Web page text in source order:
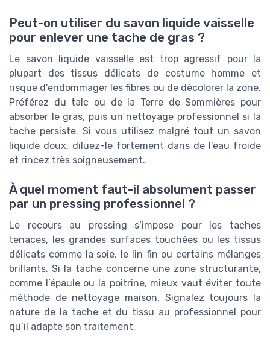
Peut-on utiliser du savon liquide vaisselle
pour enlever une tache de gras ?
Le savon liquide vaisselle est trop agressif pour la
plupart des tissus délicats de costume homme et
risque d’endommager les fibres ou de décolorer la zone.
Préférez du talc ou de la Terre de Sommières pour
absorber le gras, puis un nettoyage professionnel si la
tache persiste. Si vous utilisez malgré tout un savon
liquide doux, diluez-le fortement dans de l’eau froide
et rincez très soigneusement.
À quel moment faut-il absolument passer
par un pressing professionnel ?
Le recours au pressing s’impose pour les taches
tenaces, les grandes surfaces touchées ou les tissus
délicats comme la soie, le lin fin ou certains mélanges
brillants. Si la tache concerne une zone structurante,
comme l’épaule ou la poitrine, mieux vaut éviter toute
méthode de nettoyage maison. Signalez toujours la
nature de la tache et du tissu au professionnel pour
qu’il adapte son traitement.